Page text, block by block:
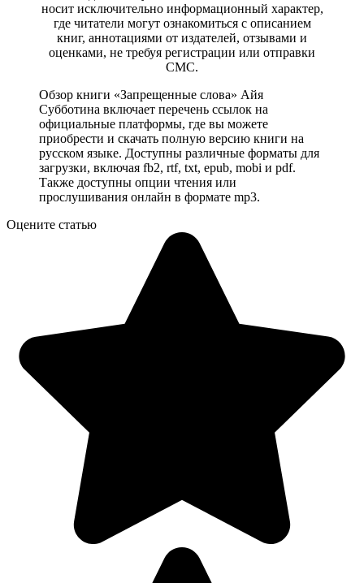
носит исключительно информационный характер,
где читатели могут ознакомиться с описанием
книг, аннотациями от издателей, отзывами и
оценками, не требуя регистрации или отправки
СМС.
Обзор книги «Запрещенные слова» Айя
Субботина включает перечень ссылок на
официальные платформы, где вы можете
приобрести и скачать полную версию книги на
русском языке. Доступны различные форматы для
загрузки, включая fb2, rtf, txt, epub, mobi и pdf.
Также доступны опции чтения или
прослушивания онлайн в формате mp3.
Оцените статью